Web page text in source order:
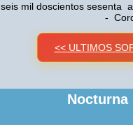
seis mil doscientos sesenta
-
<< ULTIMOS